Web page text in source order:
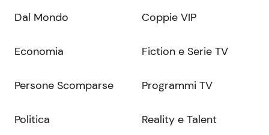
Dal Mondo
Economia
Persone Scomparse
Politica
Coppie VIP
Fiction e Serie TV
Programmi TV
Reality e Talent